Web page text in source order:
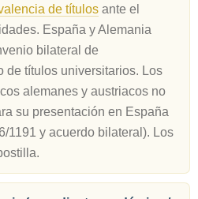
de títulosante el
España y Alemania
bilateral de
de títulos universitarios. Los
alemanes y austriacos no
su presentación en España
1191 y acuerdo bilateral). Los